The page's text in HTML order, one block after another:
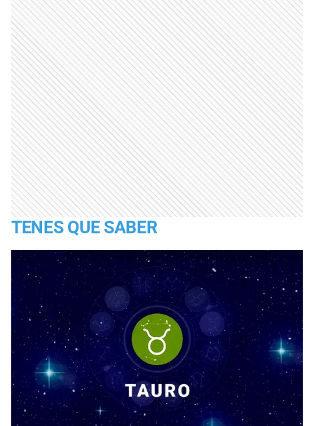
TENES QUE SABER